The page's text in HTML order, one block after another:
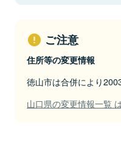
ご注意
住所等の変更情報
徳山市は合併により
山口県の変更情報一覧